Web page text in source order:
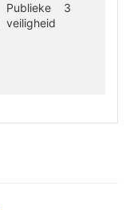
Publieke
veiligheid
3